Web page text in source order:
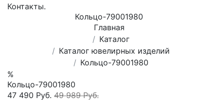
Контакты.
Кольцо-79001980
Главная
Каталог
Каталог ювелирных изделий
Кольцо-79001980
%
Кольцо-79001980
47 490 Руб. 49 989 Руб.